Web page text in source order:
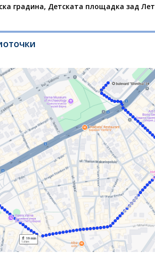
градина, Детската площадка зад